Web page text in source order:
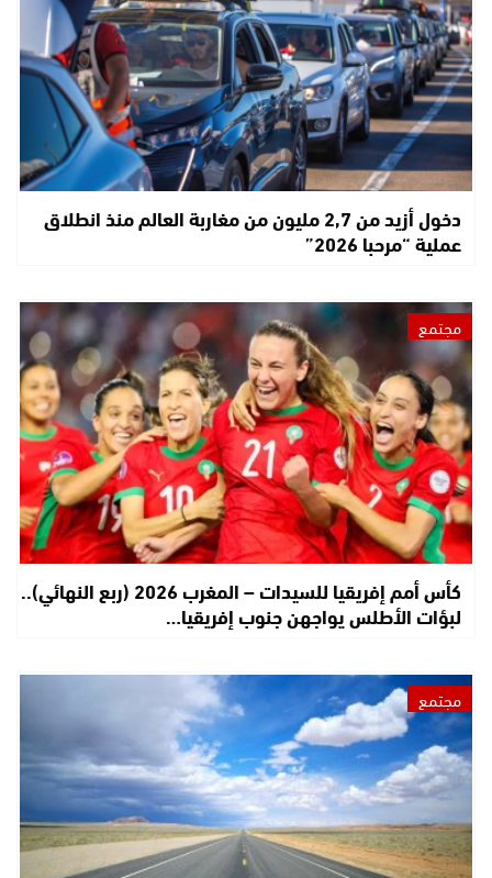
دخول أزيد من 2,7 مليون من مغاربة العالم منذ انطلاق
عملية “مرحبا 2026”
مجتمع
كأس أمم إفريقيا للسيدات – المغرب 2026 (ربع النهائي)..
لبؤات الأطلس يواجهن جنوب إفريقيا…
مجتمع